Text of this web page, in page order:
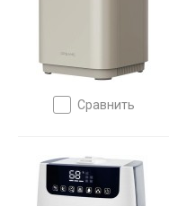
сравнить